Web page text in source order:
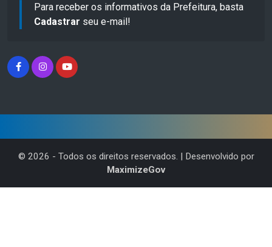
Para receber os informativos da Prefeitura, basta
Cadastrar seu e-mail!
© 2026 - Todos os direitos reservados. | Desenvolvido por
MaximizeGov